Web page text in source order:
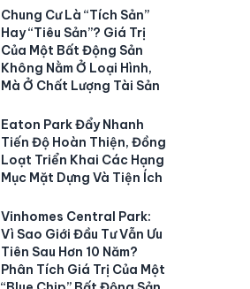
Chung Cư Là “Tích Sản”
Hay “Tiêu Sản”? Giá Trị
Của Một Bất Động Sản
Không Nằm Ở Loại Hình,
Mà Ở Chất Lượng Tài Sản
Eaton Park Đẩy Nhanh
Tiến Độ Hoàn Thiện, Đồng
Loạt Triển Khai Các Hạng
Mục Mặt Dựng Và Tiện Ích
Vinhomes Central Park:
Vì Sao Giới Đầu Tư Vẫn Ưu
Tiên Sau Hơn 10 Năm?
Phân Tích Giá Trị Của Một